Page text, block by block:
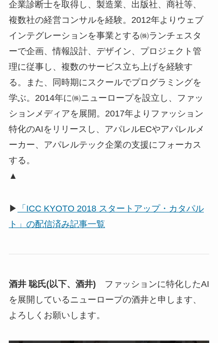
企業診断士を取得し、製造業、出版社、商社等、
複数社の経営コンサルを経験。2012年よりウェブ
インテグレーションを事業とする㈱ランチェスタ
ーで企画、情報設計、デザイン、プロジェクト管
理に従事し、複数のサービス立ち上げを経験す
る。また、同時期にスクールでプログラミングを
学ぶ。2014年に㈱ニューロープを設立し、ファッ
ションメディアを展開。2017年よりファッション
特化のAIをリリースし、アパレルECやアパレルメ
ーカー、アパレルテック企業の支援にフォーカス
する。
▲
▶
「ICC KYOTO 2018 スタートアップ・カタパル
ト」の配信済み記事一覧
酒井 聡氏(以下、酒井) ファッションに特化したAI
を展開しているニューロープの酒井と申します、
よろしくお願いします。